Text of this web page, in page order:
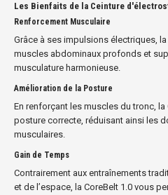
Les Bienfaits de la Ceinture
Renforcement Musculaire
Grâce à ses impulsions électriques,
muscles abdominaux profonds et
musculature harmonieuse.
Amélioration de la Posture
En renforçant les muscles du tronc, la
posture correcte, réduisant ainsi les
musculaires.
Gain de Temps
Contrairement aux entraînements
et de l’espace, la CoreBelt 1.0 vous